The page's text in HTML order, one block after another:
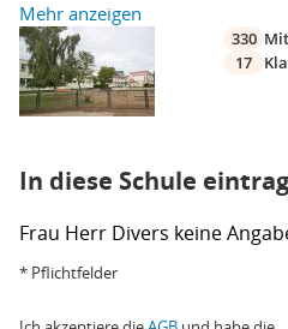
Mehr anzeigen
330
17
In diese Schule
Frau Herr Divers keine
* Pflichtfelder